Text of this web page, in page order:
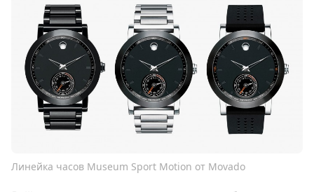
Линейка часов Museum Sport Motion от Movado